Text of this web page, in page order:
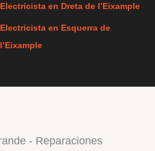
Electricista en Dreta de l’Eixample
Electricista en Esquerra de
l’Eixample